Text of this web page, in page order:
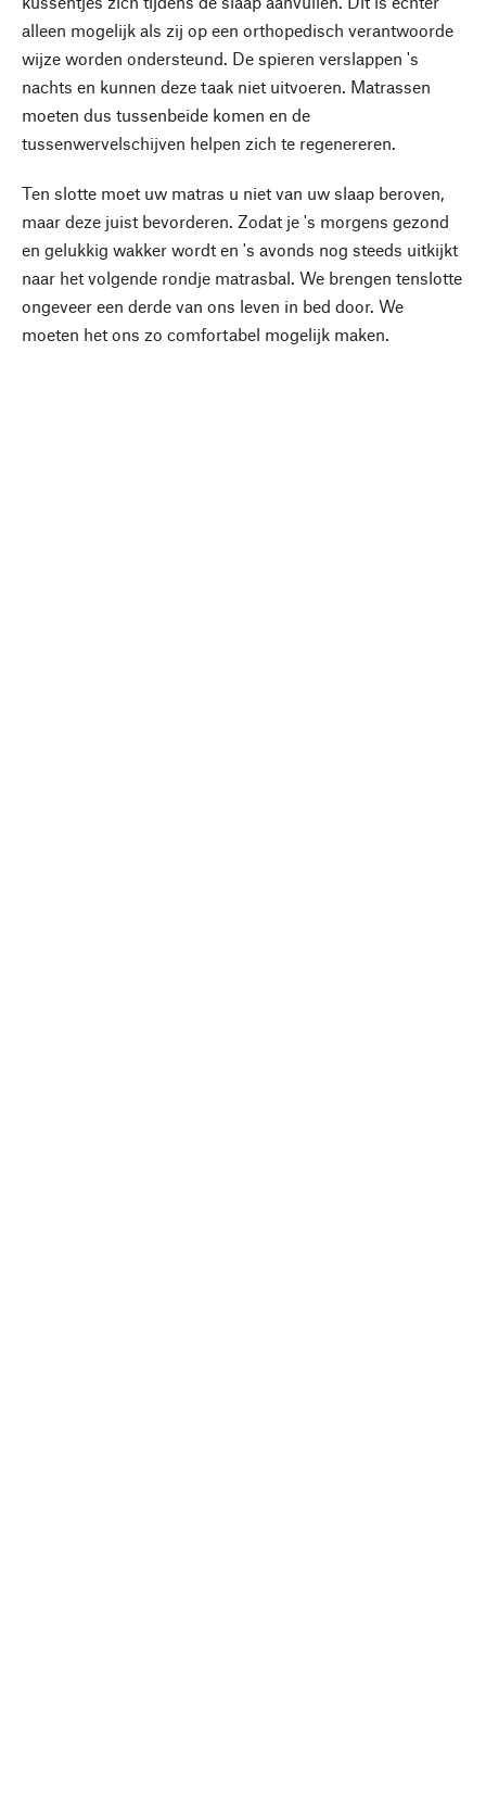
alleen mogelijk als zij op een orthopedisch verantwoorde
wijze worden ondersteund. De spieren verslappen 's
nachts en kunnen deze taak niet uitvoeren. Matrassen
moeten dus tussenbeide komen en de
tussenwervelschijven helpen zich te regenereren.
Ten slotte moet uw matras u niet van uw slaap beroven,
maar deze juist bevorderen. Zodat je 's morgens gezond
en gelukkig wakker wordt en 's avonds nog steeds uitkijkt
naar het volgende rondje matrasbal. We brengen tenslotte
ongeveer een derde van ons leven in bed door. We
moeten het ons zo comfortabel mogelijk maken.